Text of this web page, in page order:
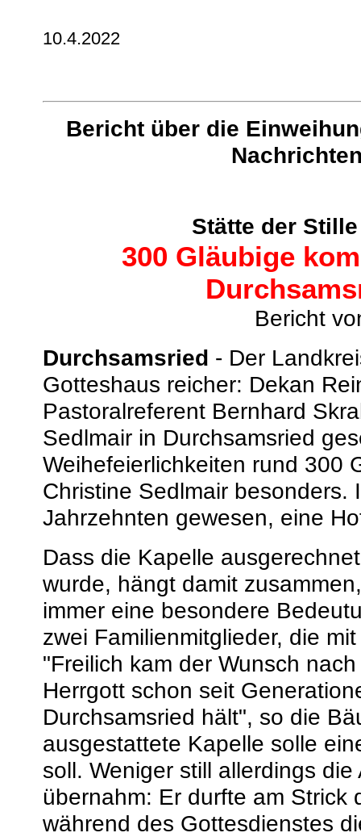
10.4.2022
Bericht über die
Stätte der
300 Gläubige
Bericht
Durchsamsried - Der
Gotteshaus reicher: Dekan
Pastoralreferent Bernhard
Sedlmair in Durchsamsried
Weihefeierlichkeiten rund 300
Christine Sedlmair besonders.
Jahrzehnten gewesen, eine
Dass die Kapelle
wurde, hängt damit
immer eine besondere
zwei Familienmitglieder, die
"Freilich kam der Wunsch
Herrgott schon seit
Durchsamsried hält", so die
ausgestattete Kapelle solle
soll. Weniger still allerdings
übernahm: Er durfte am
während des Gottesdienstes